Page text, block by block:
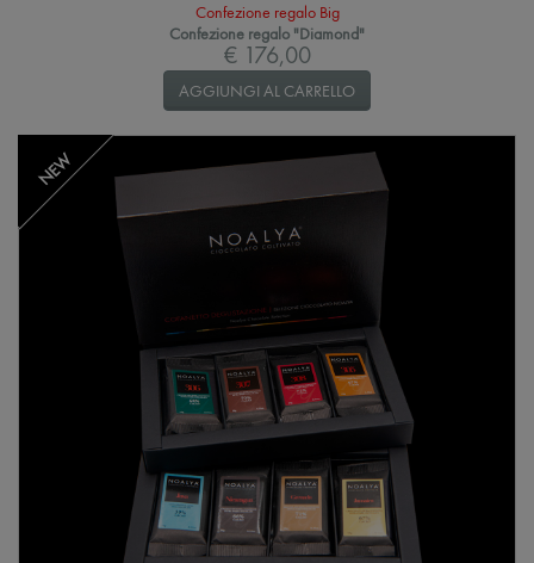
Confezione regalo Big
Confezione regalo "Diamond"
€ 176,00
AGGIUNGI AL CARRELLO
NEW